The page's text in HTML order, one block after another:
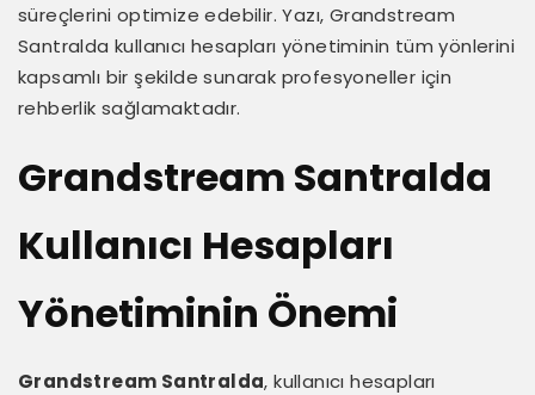
süreçlerini optimize edebilir. Yazı, Grandstream
Santralda kullanıcı hesapları yönetiminin tüm yönlerini
kapsamlı bir şekilde sunarak profesyoneller için
rehberlik sağlamaktadır.
Grandstream Santralda
Kullanıcı Hesapları
Yönetiminin Önemi
Grandstream Santralda, kullanıcı hesapları